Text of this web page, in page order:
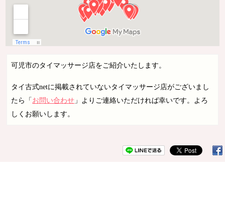
可児市のタイマッサージ店をご紹介いたします。
タイ古式netに掲載されていないタイマッサージ店がございまし
たら「お問い合わせ 」よりご連絡いただければ幸いです。よろ
しくお願いします。